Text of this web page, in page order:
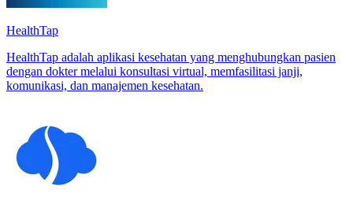
HealthTap
HealthTap adalah aplikasi kesehatan yang menghubungkan pasien
dengan dokter melalui konsultasi virtual, memfasilitasi janji,
komunikasi, dan manajemen kesehatan.